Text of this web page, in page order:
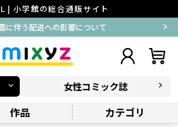
| 小学館の総合通販サイト
に伴う配送への影響について
女性コミック誌
作品
カテゴリ